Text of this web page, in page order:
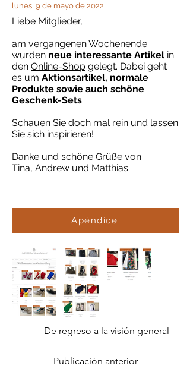
lunes, 9 de mayo de 2022
Liebe Mitglieder,
am vergangenen Wochenende
wurden neue interessante Artikel in
den Online-Shop gelegt. Dabei geht
es um Aktionsartikel, normale
Produkte sowie auch schöne
Geschenk-Sets.
Schauen Sie doch mal rein und lassen
Sie sich inspirieren!
Danke und schöne Grüße von
Tina, Andrew und Matthias
Apéndice
De regreso a la visión general
Publicación anterior